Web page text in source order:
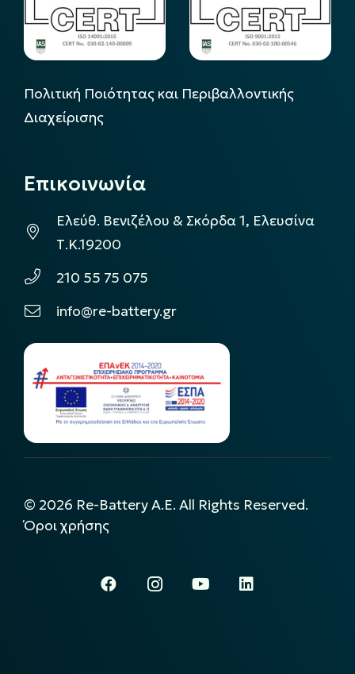
Πολιτική Ποιότητας και Περιβαλλοντικής
Διαχείρισης
Επικοινωνία
Ελεύθ. Βενιζέλου & Σκόρδα 1, Ελευσίνα
Τ.Κ.19200
210 55 75 075
info@re-battery.gr
© 2026 Re-Battery A.E. All Rights Reserved.
Όροι χρήσης